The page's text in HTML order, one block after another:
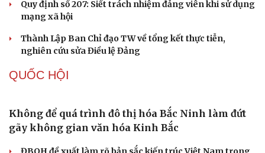
Cải chính
Khi mạng xã hội thành nơi phán xử
NHẬN DIỆN SỰ THẬT
Thực tiễn vận hành chính quyền ba cấp bác bỏ mọi luận